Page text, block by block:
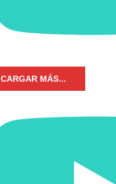
CARGAR MÁS...